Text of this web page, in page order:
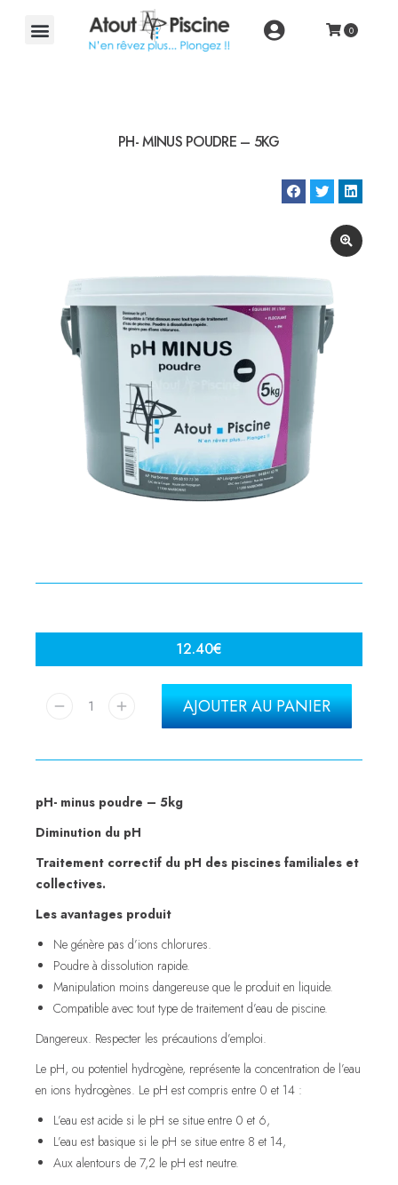
PH- MINUS POUDRE – 5KG
12.40€
AJOUTER AU PANIER
pH- minus poudre – 5kg
Diminution du pH
Traitement correctif du pH des piscines familiales et
collectives.
Les avantages produit
Ne génère pas d’ions chlorures.
Poudre à dissolution rapide.
Manipulation moins dangereuse que le produit en liquide.
Compatible avec tout type de traitement d’eau de piscine.
Dangereux. Respecter les précautions d’emploi.
Le pH, ou potentiel hydrogène, représente la concentration de l’eau
en ions hydrogènes. Le pH est compris entre 0 et 14 :
L’eau est acide si le pH se situe entre 0 et 6,
L’eau est basique si le pH se situe entre 8 et 14,
Aux alentours de 7,2 le pH est neutre.